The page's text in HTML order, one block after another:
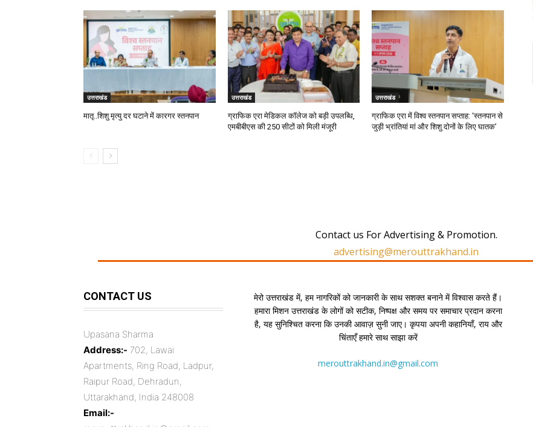
उत्तराखंड
मातृ..शिशु मृत्यु दर घटाने में कारगर स्तनपान
उत्तराखंड
ग्राफिक एरा मेडिकल कॉलेज को बड़ी उपलब्धि,
एमबीबीएस की 250 सीटों को मिली मंजूरी
उत्तराखंड
ग्राफिक एरा में विश्व स्तनपान सप्ताह: ‘स्तनपान से
जुड़ी भ्रांतियां मां और शिशु दोनों के लिए घातक’
Contact us For Advertising & Promotion.
advertising@merouttrakhand.in
CONTACT US
Upasana Sharma
Address:- 702, Lawai
Apartments, Ring Road, Ladpur,
Raipur Road, Dehradun,
Uttarakhand, India 248008
Email:-
मेरो उत्तराखंड में, हम नागरिकों को जानकारी के साथ सशक्त बनाने में विश्वास करते हैं।
हमारा मिशन उत्तराखंड के लोगों को सटीक, निष्पक्ष और समय पर समाचार प्रदान करना
है, यह सुनिश्चित करना कि उनकी आवाज़ सुनी जाए। कृपया अपनी कहानियाँ, राय और
चिंताएँ हमारे साथ साझा करें
merouttrakhand.in@gmail.com